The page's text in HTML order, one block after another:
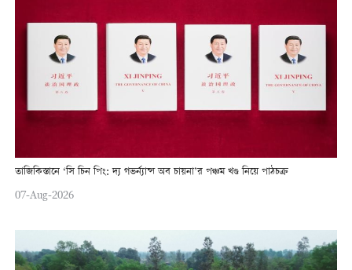
তাজিকিস্তানে ‘সি চিন পিং: দ্য গভর্ন্যান্স অব চায়না’র পঞ্চম খণ্ড নিয়ে পাঠচক্র
07-Aug-2026